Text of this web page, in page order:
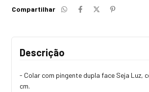
Compartilhar
Descrição
- Colar com pingente dupla face Seja Luz,
cm.